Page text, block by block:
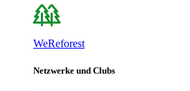
WeReforest
Netzwerke und Clubs